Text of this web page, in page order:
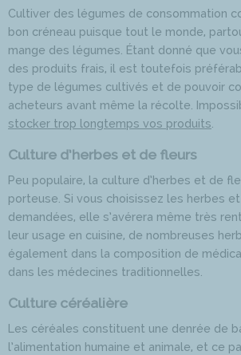
Cultiver des légumes de consommation
bon créneau puisque tout le monde,
mange des légumes. Étant donné que
des produits frais, il est toutefois
type de légumes cultivés et de pouvoir
acheteurs avant même la récolte.
stocker trop longtemps vos produits
Culture d’herbes et de fleurs
Peu populaire, la culture d’herbes et de
porteuse. Si vous choisissez les herbes
demandées, elle s’avérera même très
leur usage en cuisine, de nombreuses
également dans la composition de
dans les médecines traditionnelles.
Culture céréalière
Les céréales constituent une denrée de
l’alimentation humaine et animale, et ce